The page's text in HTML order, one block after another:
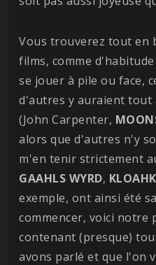
Vous trouverez tout en
films, comme
se jouer à pile ou face,
d'autres y auraient tout
(John Carpenter,
alors que d'autres n'y
m'en tenir strictement
GAAHLS WYRD, KLOAHK
exemple, ont ainsi été
commencer, voici notre
contenant (presque)
avons parlé et que l'on